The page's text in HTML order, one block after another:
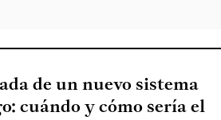
de un nuevo sistema
cuándo y cómo sería el